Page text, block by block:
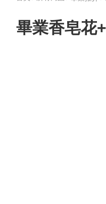
畢業香皂花